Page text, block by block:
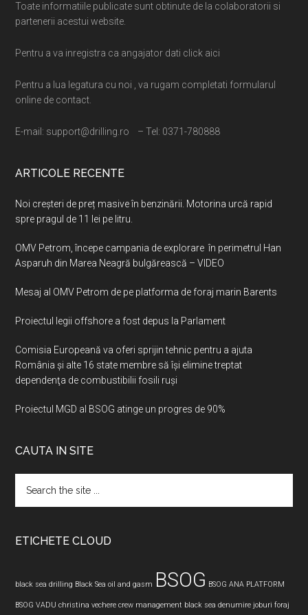
Toate informatiile publicate sunt obtinute de la colaboratorii si
partenerii acestui website.
Pentru a va inregistra ca angajator dati click aici
Pentru a lua legatura cu noi , va rugam completati formularul
online de contact.
E-mail: support@drilling.ro – Tel: 0371-780888
ARTICOLE RECENTE
Noi creșteri de preț masive în benzinării. Motorina urcă rapid
spre pragul de 11 lei pe litru.
OMV Petrom, începe campania de explorare în perimetrul Han
Asparuh din Marea Neagră bulgărească – VIDEO
Mesaj al OMV Petrom de pe platforma de foraj marin Barents
Proiectul legii offshore a fost depus la Parlament
Comisia Europeană va oferi sprijin tehnic pentru a ajuta
România şi alte 16 state membre să îşi elimine treptat
dependenţa de combustibilii fosili ruşi
Proiectul MGD al BSOG atinge un progres de 90%
CAUTA IN SITE
the
ETICHETE CLOUD
black sea drilling Black Sea oil and gasm BSOG BSOG ANA PLATFORM
BSOG VADU christina vechere crew management black sea denumire joburi foraj